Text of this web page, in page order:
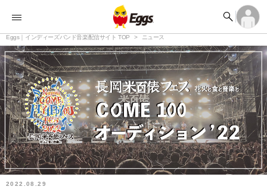


ランキング 
記事 
タイムライン 
ライブ情報 
楽曲アップロード 
ログイン
アカウント登録
ログイン
アカウント登録
Eggs｜インディーズバンド音楽配信サイト TOP ニュース
2022.08.29